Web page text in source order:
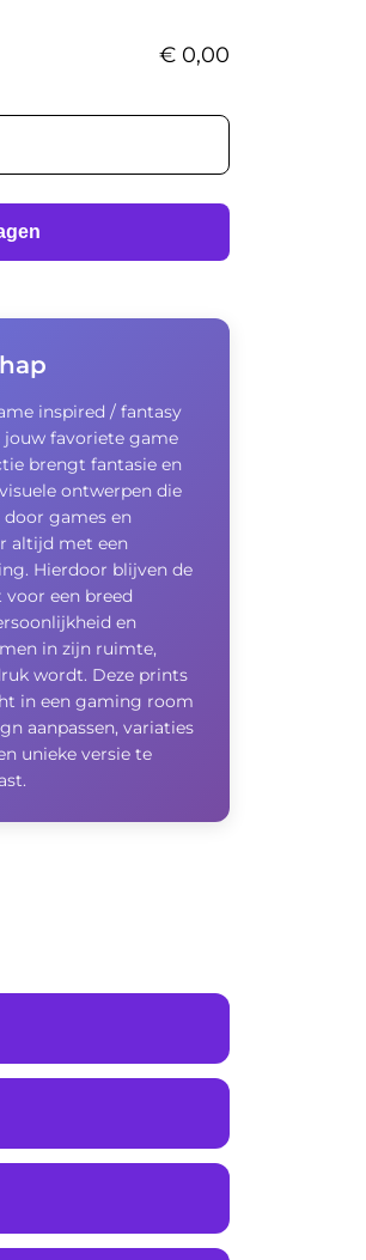
€ 0,00
inspired / fantasy
favoriete game
brengt fantasie en
ontwerpen die
games en
altijd met een
Hierdoor blijven de
een breed
en
in zijn ruimte,
wordt. Deze prints
in een gaming room
aanpassen, variaties
unieke versie te